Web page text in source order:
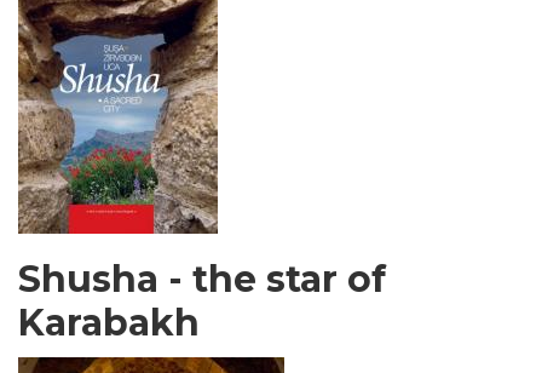
Shusha - the star of
Karabakh